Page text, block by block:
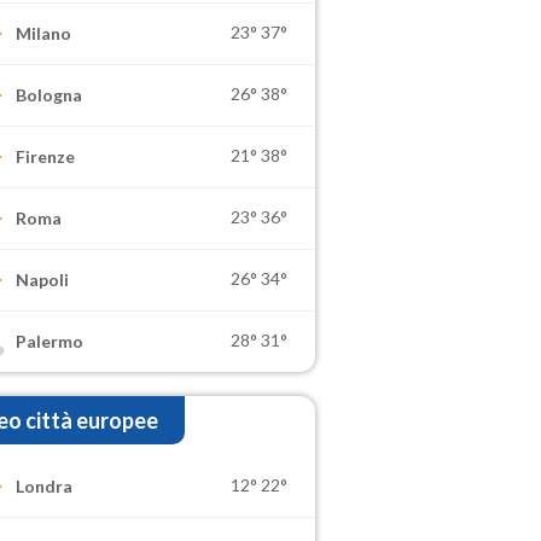
Milano 23° 37°
Bologna 26° 38°
Firenze 21° 38°
Roma 23° 36°
Napoli 26° 34°
Palermo 28° 31°
città europee
Londra 12° 22°